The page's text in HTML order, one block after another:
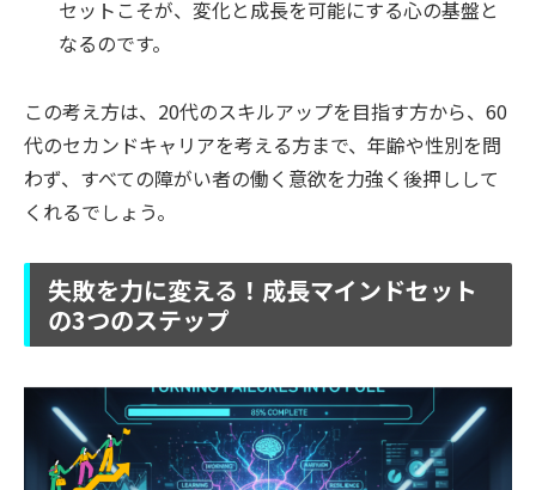
セットこそが、変化と成長を可能にする心の基盤と
なるのです。
この考え方は、20代のスキルアップを目指す方から、60
代のセカンドキャリアを考える方まで、年齢や性別を問
わず、すべての障がい者の働く意欲を力強く後押しして
くれるでしょう。
失敗を力に変える！成長マインドセット
の3つのステップ